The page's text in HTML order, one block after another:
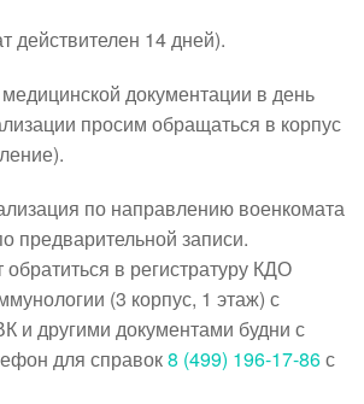
действителен 14 дней).
документации в день
просим обращаться в корпус
по направлению военкомата
предварительной записи.
в регистратуру КДО
(3 корпус, 1 этаж) с
и другими документами будни с
для справок8 (499) 196-17-86с